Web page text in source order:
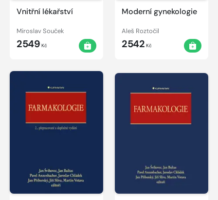
Vnitřní lékařství
Miroslav Souček
2549 Kč
Moderní gynekologie
Aleš Roztočil
2542 Kč